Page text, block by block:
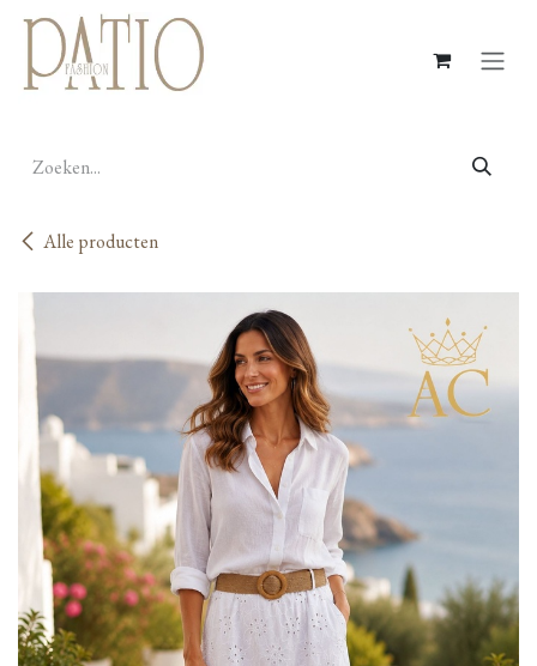
Overslaan naar inhoud
Alle producten